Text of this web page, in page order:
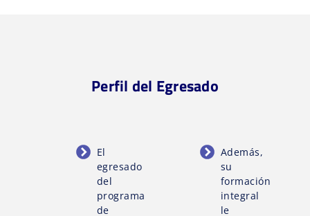
Perfil del Egresado
El
egresado
del
programa
de
Además,
su
formación
integral
le